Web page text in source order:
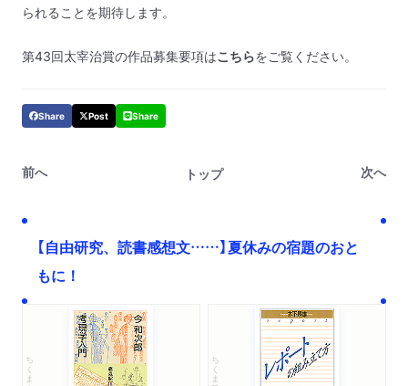
られることを期待します。
第43回太宰治賞の作品募集要項はこちらをご覧ください。
Share Post Share
前へ トップ 次へ
【自由研究、読書感想文……】夏休みの宿題のおと
もに！
ちくま文庫 ちくま学芸文庫